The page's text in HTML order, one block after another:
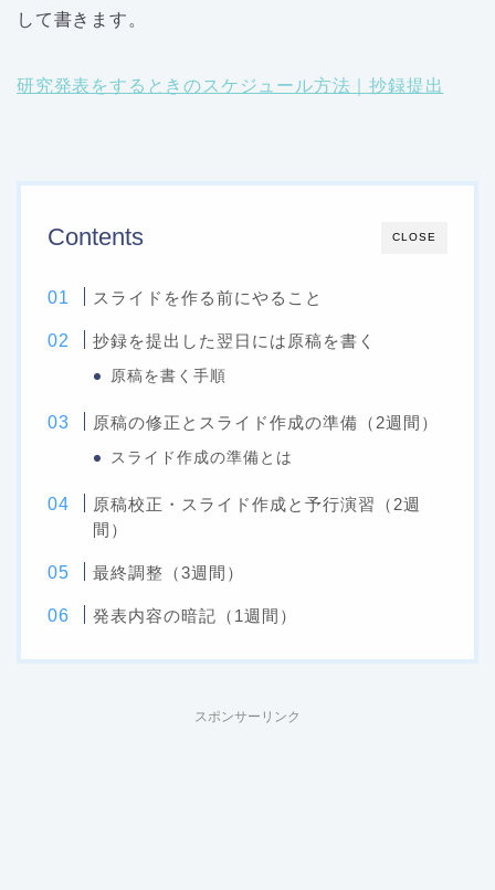
して書きます。
研究発表をするときのスケジュール方法｜抄録提出
CLOSE
Contents
スライドを作る前にやること
抄録を提出した翌日には原稿を書く
原稿を書く手順
原稿の修正とスライド作成の準備（2週間）
スライド作成の準備とは
原稿校正・スライド作成と予行演習（2週
間）
最終調整（3週間）
発表内容の暗記（1週間）
スポンサーリンク